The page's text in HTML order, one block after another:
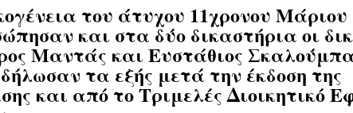
του άτυχου 11χρονου Μάριου
και στα δύο δικαστήρια οι
Μαντάς και Ευστάθιος
δήλωσαν τα εξής μετά την έκδοση της
και από τοΤριμελές Διοικητικό